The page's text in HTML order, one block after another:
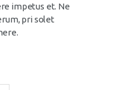
impetus et. Ne
pri solet